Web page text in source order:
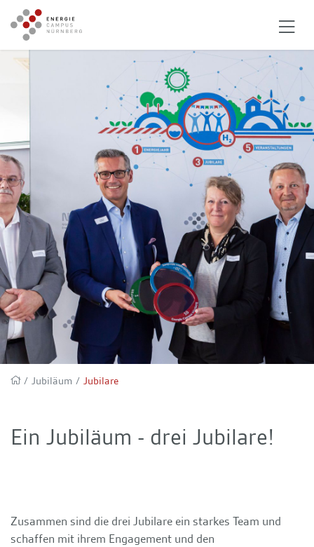
/ Jubiläum / Jubilare
Ein Jubiläum - drei Jubilare!
Zusammen sind die drei Jubilare ein starkes Team und
schaffen mit ihrem Engagement und den